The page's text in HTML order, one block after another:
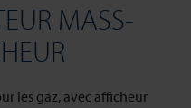
MASS-
les gaz, avec afficheur